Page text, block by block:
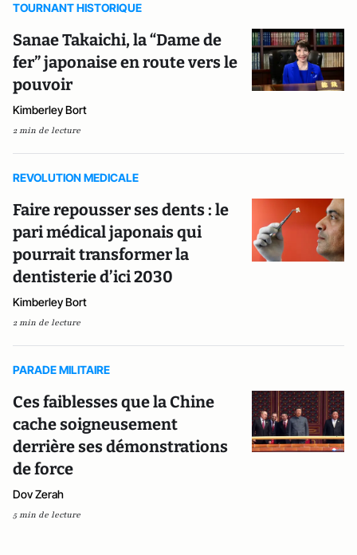
TOURNANT HISTORIQUE
Sanae Takaichi, la “Dame de
fer” japonaise en route vers le
pouvoir
Kimberley Bort
2 min de lecture
REVOLUTION MEDICALE
Faire repousser ses dents : le
pari médical japonais qui
pourrait transformer la
dentisterie d’ici 2030
Kimberley Bort
2 min de lecture
PARADE MILITAIRE
Ces faiblesses que la Chine
cache soigneusement
derrière ses démonstrations
de force
Dov Zerah
5 min de lecture